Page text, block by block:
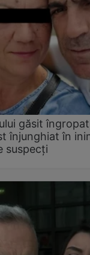
găsit
înjunghiat în
suspecți